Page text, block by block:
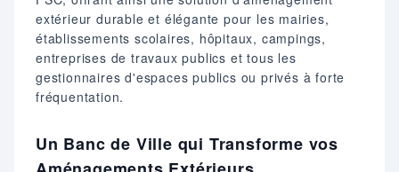
extérieur durable et élégante pour les mairies,
établissements scolaires, hôpitaux, campings,
entreprises de travaux publics et tous les
gestionnaires d'espaces publics ou privés à forte
fréquentation.
Un Banc de Ville qui Transforme vos